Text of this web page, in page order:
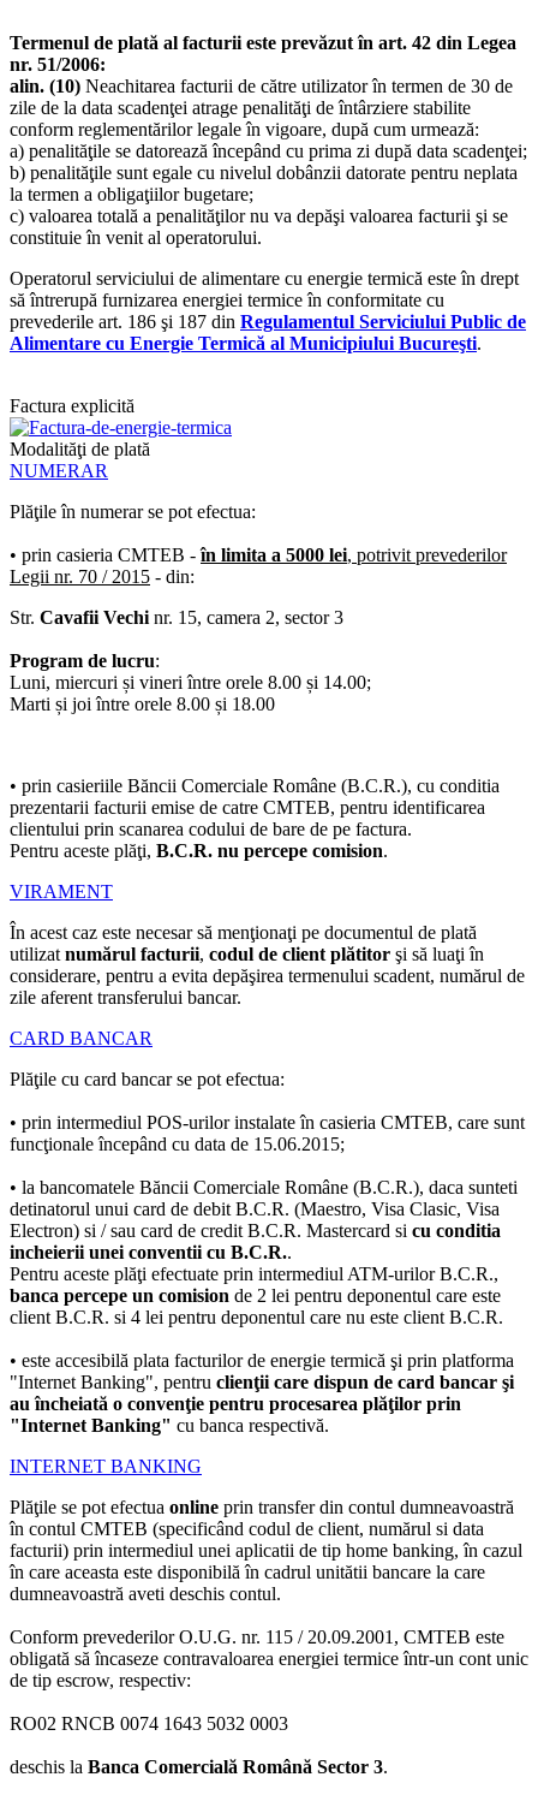
Termenul de plată al facturii este prevăzut în art. 42 din Legea
nr. 51/2006:
alin. (10) Neachitarea facturii de către utilizatorîn termen de 30 de
zile de la data scadenţei atrage penalităţi de întârziere stabilite
conform reglementărilor legale în vigoare, după cum urmează:
a) penalităţile se datorează începând cu prima zi după data scadenţei;
b) penalităţile sunt egale cu nivelul dobânzii datorate pentru neplata
la termen a obligaţiilor bugetare;
c) valoarea totală a penalităţilor nu va depăşi valoarea facturii şi se
constituie în venit al operatorului.
Operatorul serviciului de alimentare cu energie termică este în drept
să întrerupă furnizarea energiei termice în conformitate cu
prevederile art. 186 şi 187 din Regulamentul Serviciului Public de
Alimentare cu Energie Termică al Municipiului Bucureşti.
Factura explicită
Modalităţi de plată
NUMERAR
Plăţile în numerar se pot efectua:
• prin casieria CMTEB -în limita a 5000 lei, potrivit prevederilor
Legii nr. 70 / 2015 - din:
Str. Cavafii Vechi nr. 15, camera 2, sector 3
Program de lucru:
Luni, miercuri și vineri între orele 8.00 și 14.00;
Marti și joi între orele 8.00 și 18.00
• prin casieriile Băncii Comerciale Române (B.C.R.), cu conditia
prezentarii facturii emise de catre CMTEB, pentru identificarea
clientului prin scanarea codului de bare de pe factura.
Pentru aceste plăţi, B.C.R. nu percepe comision.
VIRAMENT
În acest caz este necesar să menţionaţi pe documentul de plată
utilizat numărul facturii, codul de client plătitor şi să luaţi în
considerare, pentru a evita depăşirea termenului scadent, numărul de
zile aferent transferului bancar.
CARD BANCAR
Plăţile cu card bancar se pot efectua:
• prin intermediul POS-urilor instalate în casieria CMTEB, care sunt
funcţionale începând cu data de 15.06.2015;
• la bancomatele Băncii Comerciale Române (B.C.R.), daca sunteti
detinatorul unui card de debit B.C.R. (Maestro, Visa Clasic, Visa
Electron) si / sau card de credit B.C.R. Mastercard si cu conditia
incheierii unei conventii cu B.C.R..
Pentru aceste plăţi efectuate prin intermediul ATM-urilor B.C.R.,
banca percepe un comision de 2 lei pentru deponentul care este
client B.C.R. si 4 lei pentru deponentul care nu este client B.C.R.
• este accesibilă plata facturilor de energie termică şi prin platforma
"Internet Banking", pentru clienţii care dispun de card bancar şi
au încheiată o convenţie pentru procesarea plăţilor prin
"Internet Banking" cu banca respectivă.
INTERNET BANKING
Plăţile se pot efectua online prin transfer din contul dumneavoastră
în contul CMTEB (specificând codul de client, numărul si data
facturii) prin intermediul unei aplicatii de tip home banking, în cazul
în care aceasta este disponibilă în cadrul unitătii bancare la care
dumneavoastră aveti deschis contul.
Conform prevederilor O.U.G. nr. 115 / 20.09.2001, CMTEB este
obligată să încaseze contravaloarea energiei termice într-un cont unic
de tip escrow, respectiv:
RO02 RNCB 0074 1643 5032 0003
deschis la Banca Comercială Română Sector 3.